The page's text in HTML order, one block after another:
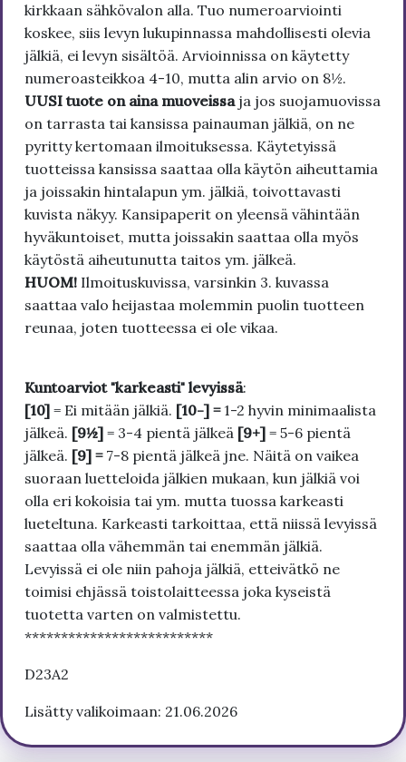
kirkkaan sähkövalon alla. Tuo numeroarviointi
koskee, siis levyn lukupinnassa mahdollisesti olevia
jälkiä, ei levyn sisältöä. Arvioinnissa on käytetty
numeroasteikkoa 4-10, mutta alin arvio on 8½.
UUSI tuote on aina muoveissa ja jos suojamuovissa
on tarrasta tai kansissa painauman jälkiä, on ne
pyritty kertomaan ilmoituksessa. Käytetyissä
tuotteissa kansissa saattaa olla käytön aiheuttamia
ja joissakin hintalapun ym. jälkiä, toivottavasti
kuvista näkyy. Kansipaperit on yleensä vähintään
hyväkuntoiset, mutta joissakin saattaa olla myös
käytöstä aiheutunutta taitos ym. jälkeä.
HUOM! Ilmoituskuvissa, varsinkin 3. kuvassa
saattaa valo heijastaa molemmin puolin tuotteen
reunaa, joten tuotteessa ei ole vikaa.
Kuntoarviot "karkeasti" levyissä:
[10] = Ei mitään jälkiä. [10-] = 1-2 hyvin minimaalista
jälkeä. [9½] = 3-4 pientä jälkeä [9+] = 5-6 pientä
jälkeä. [9] = 7-8 pientä jälkeä jne. Näitä on vaikea
suoraan luetteloida jälkien mukaan, kun jälkiä voi
olla eri kokoisia tai ym. mutta tuossa karkeasti
lueteltuna. Karkeasti tarkoittaa, että niissä levyissä
saattaa olla vähemmän tai enemmän jälkiä.
Levyissä ei ole niin pahoja jälkiä, etteivätkö ne
toimisi ehjässä toistolaitteessa joka kyseistä
tuotetta varten on valmistettu.
**************************
D23A2
Lisätty valikoimaan: 21.06.2026